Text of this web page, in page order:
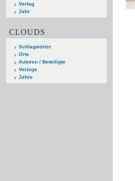
Verlag
Jahr
CLOUDS
Schlagwörter
Orte
Autoren / Beteiligte
Verlage
Jahre